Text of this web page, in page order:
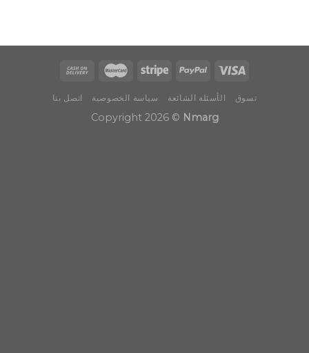
تسوق الأسئلة الشائعة سياسة الخصوصية اتصل بنا
Copyright 2026 © Nmarg